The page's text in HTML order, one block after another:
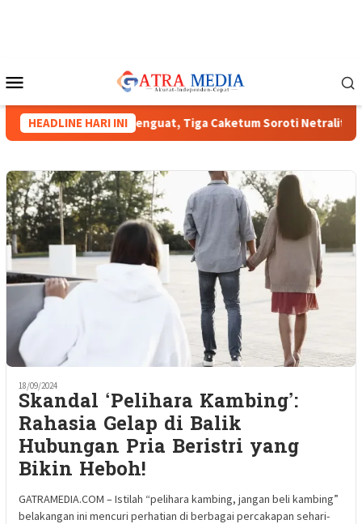
Mobile
HEADLINE HARI INI
HIPMI XVIII Menguat, Tiga Caketum Soroti Netralitas
18/09/2024
Skandal ‘Pelihara Kambing’:
Rahasia Gelap di Balik
Hubungan Pria Beristri yang
Bikin Heboh!
GATRAMEDIA.COM – Istilah “pelihara kambing, jangan beli kambing”
belakangan ini mencuri perhatian di berbagai percakapan sehari-